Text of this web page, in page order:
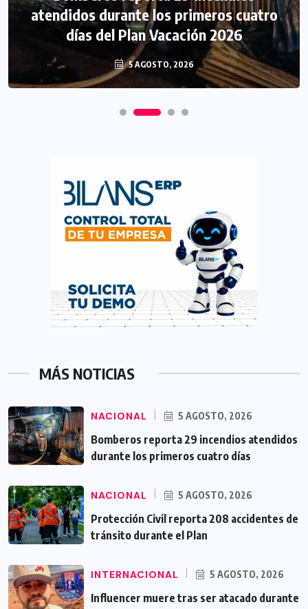
atendidos durante los primeros cuatro
días del Plan Vacación 2026
5 AGOSTO, 2026
MÁS NOTICIAS
NACIONAL 5 AGOSTO, 2026
Bomberos reporta 29 incendios atendidos
durante los primeros cuatro días
NACIONAL 5 AGOSTO, 2026
Protección Civil reporta 208 accidentes de
tránsito durante el Plan
INTERNACIONAL 5 AGOSTO, 2026
Influencer muere tras ser atacado durante